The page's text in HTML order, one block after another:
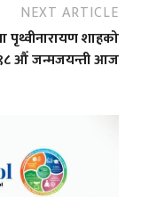
NEXT ARTICLE
पृथ्वीनारायण शाहको
औँ जन्मजयन्ती आज